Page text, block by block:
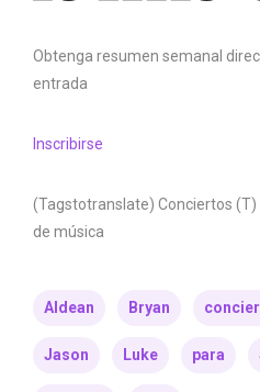
Obtenga resumen semanal
entrada
Inscribirse
(Tagstotranslate) Conciertos (T)
de música
Aldean Bryan
Jason Luke para